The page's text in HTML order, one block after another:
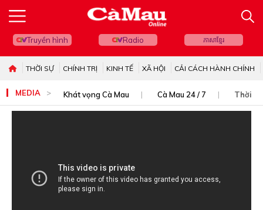
Truyền hình Radio ភាសាខ្មែរ
THỜI SỰ CHÍNH TRỊ KINH TẾ XÃ HỘI CẢI CÁCH HÀNH CHÍNH
MEDIA Khát vọng Cà Mau Cà Mau 24 / 7 Thời sự